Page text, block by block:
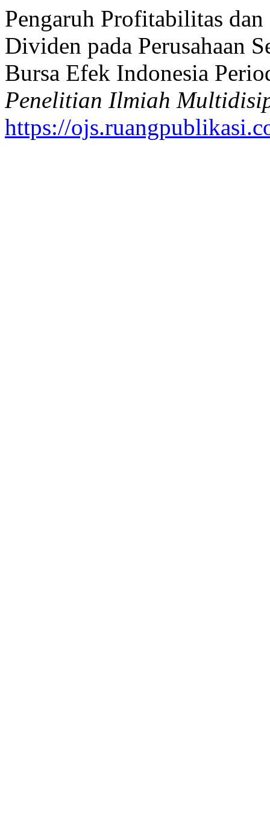
Pengaruh Profitabilitas
Dividen pada Perusahaan
Bursa Efek Indonesia
Penelitian Ilmiah
https://